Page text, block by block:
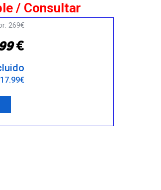
/ Consultar
269€
9€